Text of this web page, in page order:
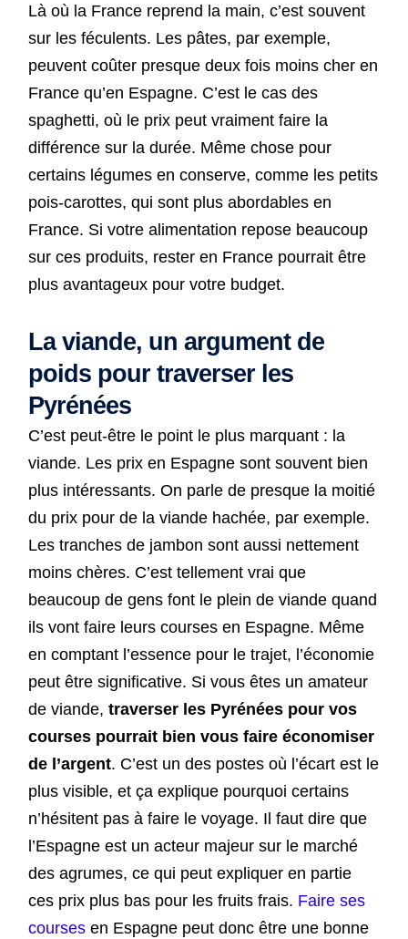
Là où la France reprend la main, c’est souvent
sur les féculents. Les pâtes, par exemple,
peuvent coûter presque deux fois moins cher en
France qu’en Espagne. C’est le cas des
spaghetti, où le prix peut vraiment faire la
différence sur la durée. Même chose pour
certains légumes en conserve, comme les petits
pois-carottes, qui sont plus abordables en
France. Si votre alimentation repose beaucoup
sur ces produits, rester en France pourrait être
plus avantageux pour votre budget.
La viande, un argument de
poids pour traverser les
Pyrénées
C’est peut-être le point le plus marquant : la
viande. Les prix en Espagne sont souvent bien
plus intéressants. On parle de presque la moitié
du prix pour de la viande hachée, par exemple.
Les tranches de jambon sont aussi nettement
moins chères. C’est tellement vrai que
beaucoup de gens font le plein de viande quand
ils vont faire leurs courses en Espagne. Même
en comptant l’essence pour le trajet, l’économie
peut être significative. Si vous êtes un amateur
de viande, traverser les Pyrénées pour vos
courses pourrait bien vous faire économiser
de l’argent. C’est un des postes où l’écart est le
plus visible, et ça explique pourquoi certains
n’hésitent pas à faire le voyage. Il faut dire que
l’Espagne est un acteur majeur sur le marché
des agrumes, ce qui peut expliquer en partie
ces prix plus bas pour les fruits frais. Faire ses
coursesen Espagne peut donc être une bonne